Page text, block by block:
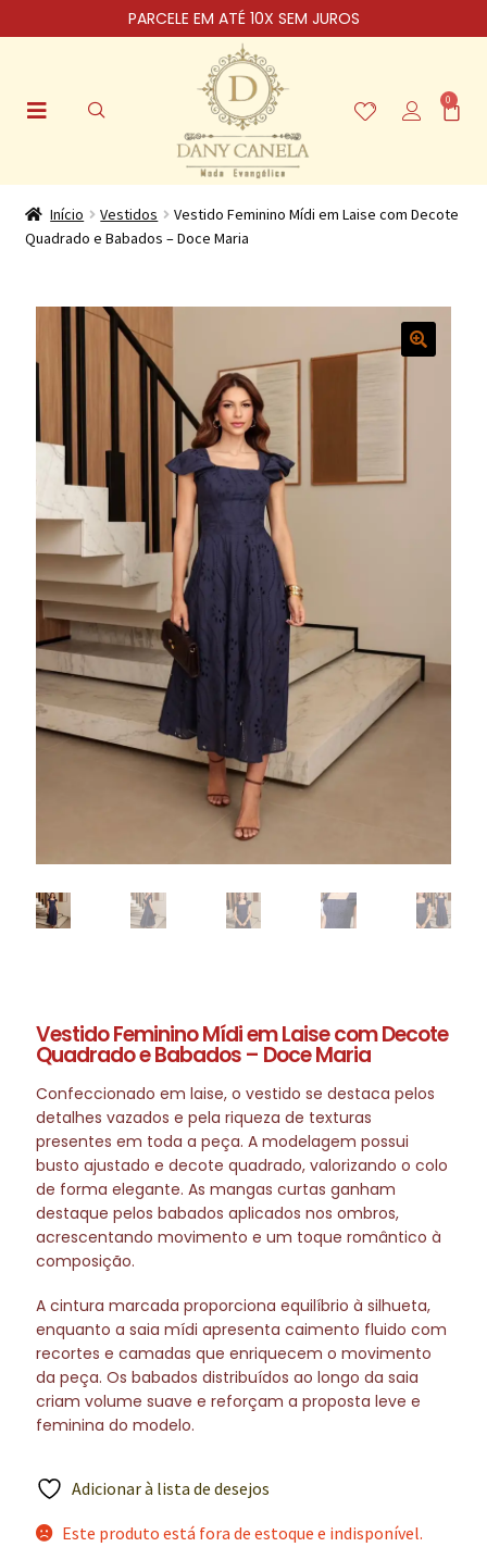
PARCELE EM ATÉ 10X SEM JUROS
0
Início Vestidos
Vestido Feminino Mídi em Laise com Decote
Quadrado e Babados – Doce Maria
Vestido Feminino Mídi em Laise com Decote
Quadrado e Babados – Doce Maria
Confeccionado em laise, o vestido se destaca pelos
detalhes vazados e pela riqueza de texturas
presentes em toda a peça. A modelagem possui
busto ajustado e decote quadrado, valorizando o colo
de forma elegante. As mangas curtas ganham
destaque pelos babados aplicados nos ombros,
acrescentando movimento e um toque romântico à
composição.
A cintura marcada proporciona equilíbrio à silhueta,
enquanto a saia mídi apresenta caimento fluido com
recortes e camadas que enriquecem o movimento
da peça. Os babados distribuídos ao longo da saia
criam volume suave e reforçam a proposta leve e
feminina do modelo.
Adicionar à lista de desejos
Este produto está fora de estoque e indisponível.